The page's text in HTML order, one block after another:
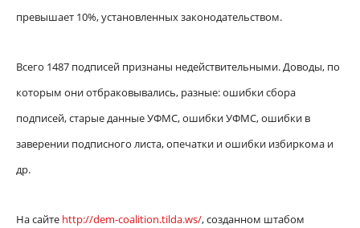
превышает 10%, установленных законодательством.
Всего 1487 подписей признаны недействительными. Доводы, по
которым они отбраковывались, разные: ошибки сбора
подписей, старые данные УФМС, ошибки УФМС, ошибки в
заверении подписного листа, опечатки и ошибки избиркома и
др.
На сайте http://dem-coalition.tilda.ws/, созданном штабом